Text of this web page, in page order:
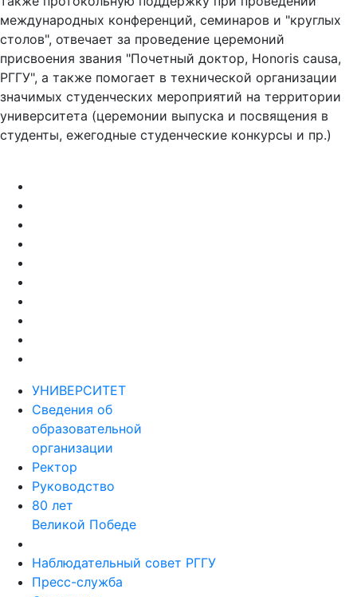
международных конференций, семинаров и "круглых
столов", отвечает за проведение церемоний
присвоения звания "Почетный доктор, Honoris causa,
РГГУ", а также помогает в технической организации
значимых студенческих мероприятий на территории
университета (церемонии выпуска и посвящения в
студенты, ежегодные студенческие конкурсы и пр.)
УНИВЕРСИТЕТ
Сведения об
образовательной
организации
Ректор
Руководство
80 лет
Великой Победе
Наблюдательный совет РГГУ
Пресс-служба